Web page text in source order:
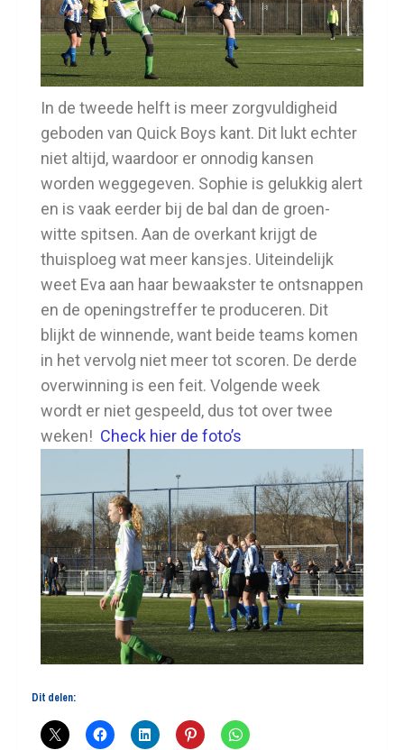
In de tweede helft is meer zorgvuldigheid
geboden van Quick Boys kant. Dit lukt echter
niet altijd, waardoor er onnodig kansen
worden weggegeven. Sophie is gelukkig alert
en is vaak eerder bij de bal dan de groen-
witte spitsen. Aan de overkant krijgt de
thuisploeg wat meer kansjes. Uiteindelijk
weet Eva aan haar bewaakster te ontsnappen
en de openingstreffer te produceren. Dit
blijkt de winnende, want beide teams komen
in het vervolg niet meer tot scoren. De derde
overwinning is een feit. Volgende week
wordt er niet gespeeld, dus tot over twee
weken! Check hier de foto’s
Dit delen: